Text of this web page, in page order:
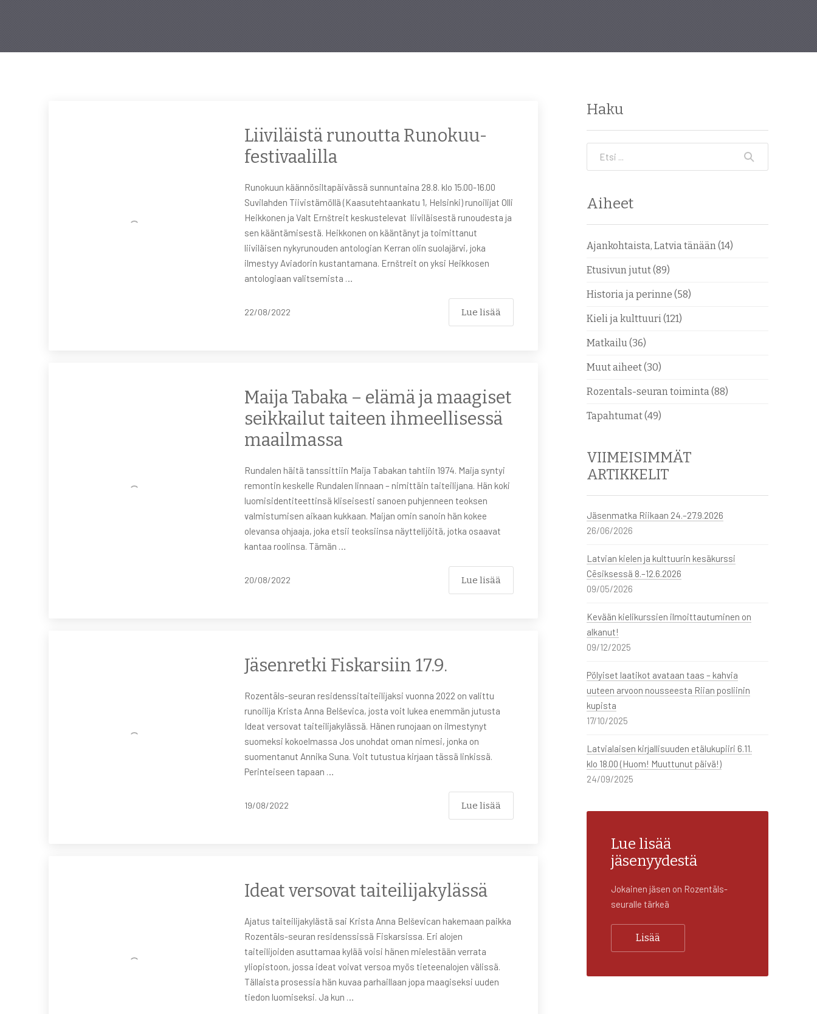
Liiviläistä runoutta Runokuu-
festivaalilla
Runokuun käännösiltapäivässä sunnuntaina 28.8. klo 15.00-16.00
Suvilahden Tiivistämöllä (Kaasutehtaankatu 1, Helsinki) runoilijat Olli
Heikkonen ja Valt Ernštreit keskustelevat liiviläisestä runoudesta ja
sen kääntämisestä. Heikkonen on kääntänyt ja toimittanut
liiviläisen nykyrunouden antologian Kerran olin suolajärvi, joka
ilmestyy Aviadorin kustantamana. Ernštreit on yksi Heikkosen
antologiaan valitsemista …
22/08/2022 Lue lisää
Maija Tabaka – elämä ja maagiset
seikkailut taiteen ihmeellisessä
maailmassa
Rundalen häitä tanssittiin Maija Tabakan tahtiin 1974. Maija syntyi
remontin keskelle Rundalen linnaan – nimittäin taiteilijana. Hän koki
luomisidentiteettinsä kliseisesti sanoen puhjenneen teoksen
valmistumisen aikaan kukkaan. Maijan omin sanoin hän kokee
olevansa ohjaaja, joka etsii teoksiinsa näyttelijöitä, jotka osaavat
kantaa roolinsa. Tämän …
20/08/2022 Lue lisää
Jäsenretki Fiskarsiin 17.9.
Rozentāls-seuran residenssitaiteilijaksi vuonna 2022 on valittu
runoilija Krista Anna Belševica, josta voit lukea enemmän jutusta
Ideat versovat taiteilijakylässä. Hänen runojaan on ilmestynyt
suomeksi kokoelmassa Jos unohdat oman nimesi, jonka on
suomentanut Annika Suna. Voit tutustua kirjaan tässä linkissä.
Perinteiseen tapaan …
19/08/2022 Lue lisää
Ideat versovat taiteilijakylässä
Ajatus taiteilijakylästä sai Krista Anna Belševican hakemaan paikka
Rozentāls-seuran residenssissä Fiskarsissa. Eri alojen
taiteilijoiden asuttamaa kylää voisi hänen mielestään verrata
yliopistoon, jossa ideat voivat versoa myös tieteenalojen välissä.
Tällaista prosessia hän kuvaa parhaillaan jopa maagiseksi uuden
tiedon luomiseksi. Ja kun …
Haku
Etsi
Aiheet
Ajankohtaista, Latvia tänään (14)
Etusivun jutut(89)
Historia ja perinne (58)
Kieli ja kulttuuri (121)
Matkailu (36)
Muut aiheet(30)
Rozentals-seuran toiminta (88)
Tapahtumat(49)
VIIMEISIMMÄT
ARTIKKELIT
Jäsenmatka Riikaan 24.–27.9.2026
26/06/2026
Latvian kielen ja kulttuurin kesäkurssi
Cēsiksessä 8.–12.6.2026
09/05/2026
Kevään kielikurssien ilmoittautuminen on
alkanut!
09/12/2025
Pölyiset laatikot avataan taas – kahvia
uuteen arvoon nousseesta Riian posliinin
kupista
17/10/2025
Latvialaisen kirjallisuuden etälukupiiri 6.11.
klo 18.00 (Huom! Muuttunut päivä!)
24/09/2025
Lue lisää
jäsenyydestä
Jokainen jäsen on Rozentāls-
seuralle tärkeä
Lisää